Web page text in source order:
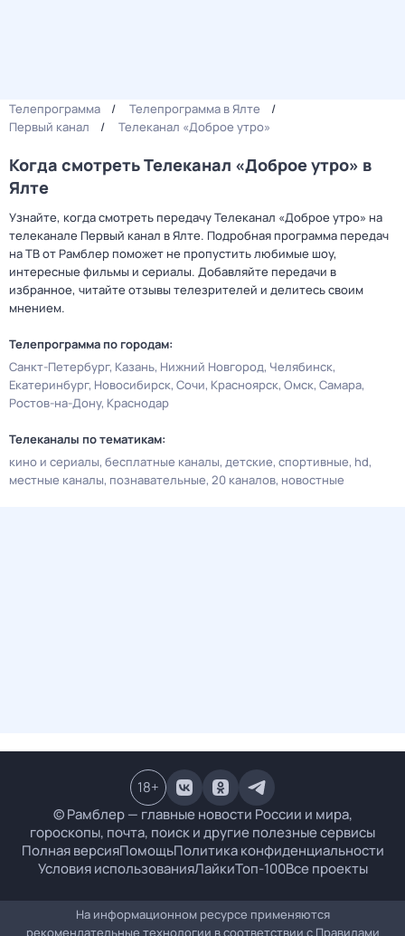
Телепрограмма
Телепрограмма в Ялте
Первый канал
Телеканал «Доброе утро»
Когда смотреть Телеканал «Доброе утро» в
Ялте
Узнайте, когда смотреть передачу Телеканал «Доброе утро» на
телеканале Первый канал в Ялте. Подробная программа передач
на ТВ от Рамблер поможет не пропустить любимые шоу,
интересные фильмы и сериалы. Добавляйте передачи в
избранное, читайте отзывы телезрителей и делитесь своим
мнением.
Телепрограмма по городам:
Санкт-Петербург Казань Нижний Новгород Челябинск
Екатеринбург Новосибирск Сочи Красноярск Омск Самара
Ростов-на-Дону Краснодар
Телеканалы по тематикам:
кино и сериалы бесплатные каналы детские спортивные hd
местные каналы познавательные 20 каналов новостные
© Рамблер — главные новости России и мира,
гороскопы, почта, поиск и другие полезные сервисы
Полная версияПомощьПолитика конфиденциальности
Условия использованияЛайкиТоп-100Все проекты
18+
На информационном ресурсе применяются
рекомендательные технологии в соответствии с Правилами